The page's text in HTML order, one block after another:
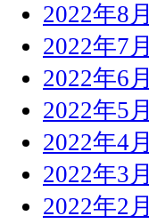
2022年8月
2022年7月
2022年6月
2022年5月
2022年4月
2022年3月
2022年2月